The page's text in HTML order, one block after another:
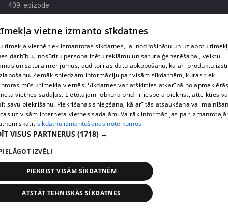
409. epizode
pirms 1 nedēļas, 2 dienām
Ogas un sēnes šogad dārgākas, bet uzpirkšanas
punktos to krietni mazāk
409. epizode
vietne izmanto sīkdatnes
tīmekļa vietnē tiek izmantotas sīkdatnes, lai nodrošinātu un uzlabotu
darbību., nosūtītu personalizētu reklāmu un satura ģenerēšanai, veiktu
un satura mērījumus, auditorijas datu apkopošanu, kā arī produktu
Zemāk sniedzam informāciju par visām sīkdatnēm, kuras tiek
mūsu tīmekļa vietnēs. Sīkdatnes var atšķirties atkarībā no
vietnes sadaļas. Lietotājam jebkurā brīdī ir iespēja piekrist, atteikties
savu piekrišanu. Piekrišanas sniegšana, kā arī tās atsaukšana vai
uz visām interneta vietnes sadaļām. Vairāk informācijas par
skatīt sīkdatņu izmantošanas noteikumos.
VISUS PARTNERUS (1718) →
IZVĒLI
PIEKRIST VISĀM SĪKDATNĒM
ATSTĀT TEHNISKĀS SĪKDATNES